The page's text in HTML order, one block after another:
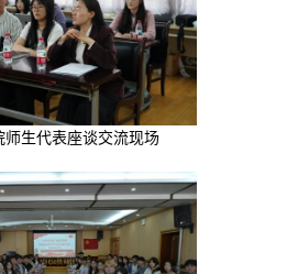
师生代表座谈交流现场